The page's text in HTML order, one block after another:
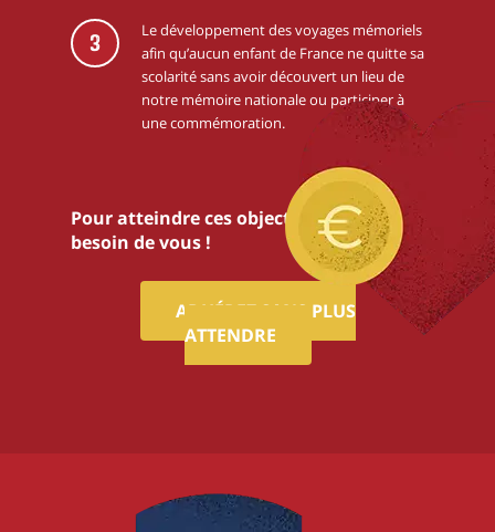
3
Le développement des voyages mémoriels
afin qu’aucun enfant de France ne quitte sa
scolarité sans avoir découvert un lieu de
notre mémoire nationale ou participer à
une commémoration.
Pour atteindre ces objectifs,nous avons
besoin de vous !
ADHÉREZ SANS PLUS
ATTENDRE